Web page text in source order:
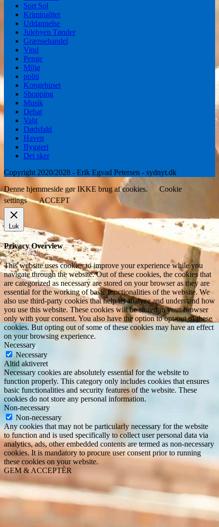
Sort Sol
Kriminalitet
Uddannelse
Julebyen Tønder
Grænsehandel
Vind
Penge
Miljø
politi
Kongehuset
Shopping
Musik
Debat
Valg
Dødsfald
Haven
Byggeri
Det sker
Copyright 2020/2028 - Erik Egvad Petersen - sydnyt.dk
Denne hjemmeside gør IKKE brug af cookies.
Cookie
settings
ACCEPT
Luk
Privacy Overview
This website uses cookies to improve your experience while you
navigate through the website. Out of these cookies, the cookies that
are categorized as necessary are stored on your browser as they are
essential for the working of basic functionalities of the website. We
also use third-party cookies that help us analyze and understand how
you use this website. These cookies will be stored in your browser
only with your consent. You also have the option to opt-out of these
cookies. But opting out of some of these cookies may have an effect
on your browsing experience.
Necessary
Necessary
Altid aktiveret
Necessary cookies are absolutely essential for the website to
function properly. This category only includes cookies that ensures
basic functionalities and security features of the website. These
cookies do not store any personal information.
Non-necessary
Non-necessary
Any cookies that may not be particularly necessary for the website
to function and is used specifically to collect user personal data via
analytics, ads, other embedded contents are termed as non-necessary
cookies. It is mandatory to procure user consent prior to running
these cookies on your website.
GEM & ACCEPTÈR